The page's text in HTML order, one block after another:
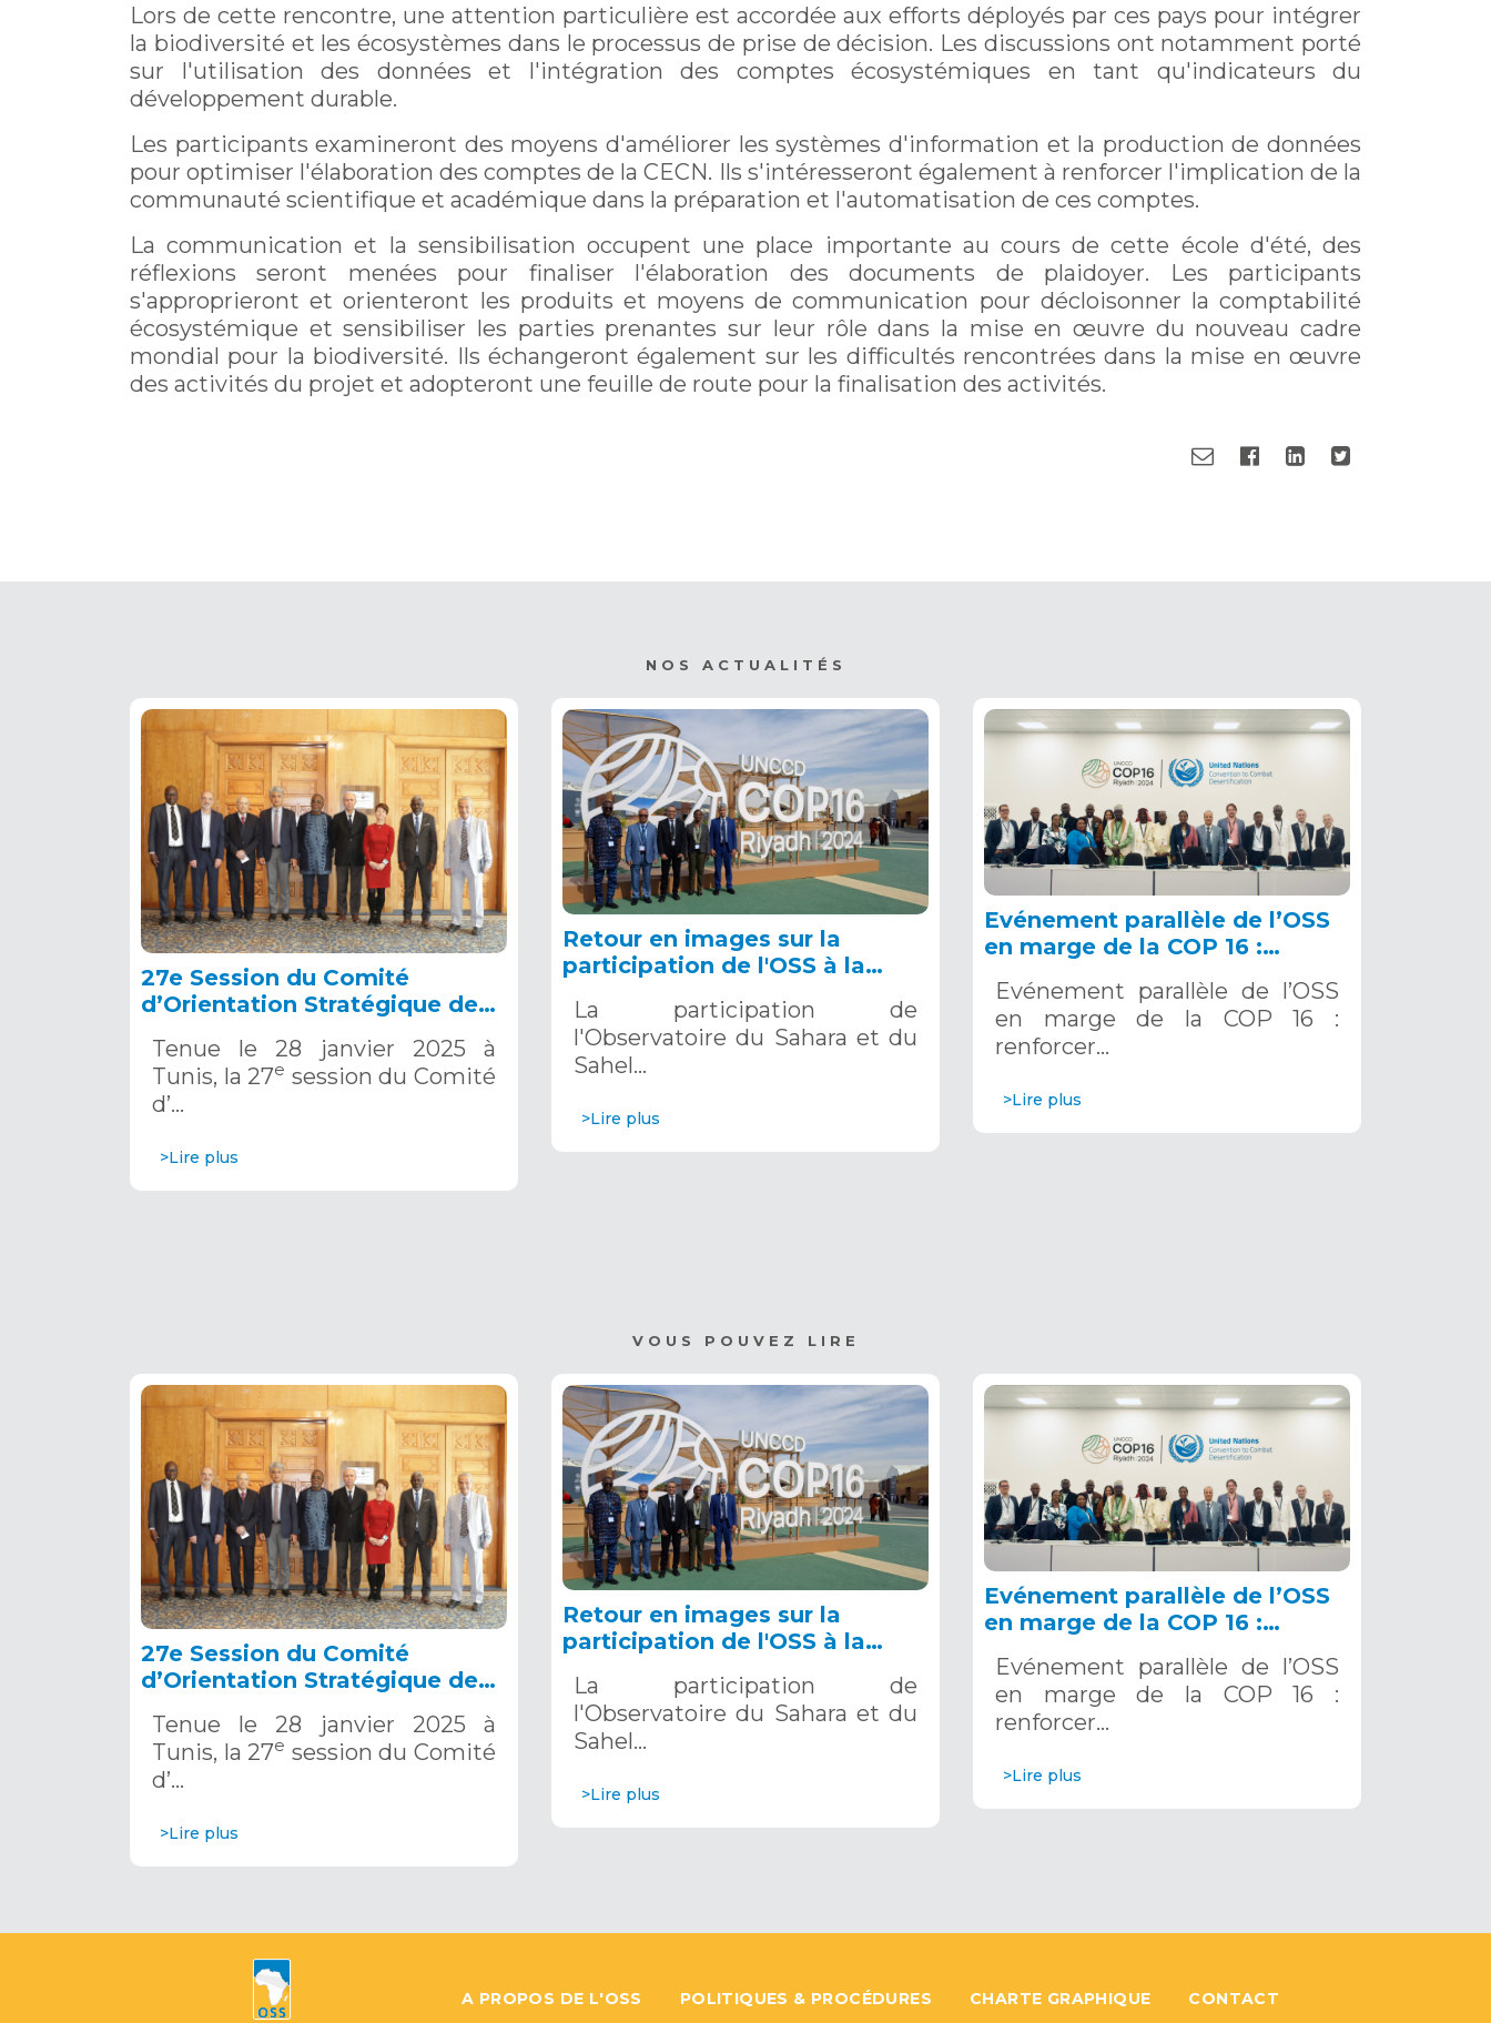
Lors de cette rencontre, une attention particulière est accordée aux efforts déployés par ces pays pour intégrer
la biodiversité et les écosystèmes dans le processus de prise de décision. Les discussions ont notamment porté
sur l'utilisation des données et l'intégration des comptes écosystémiques en tant qu'indicateurs du
développement durable.
Les participants examineront des moyens d'améliorer les systèmes d'information et la production de données
pour optimiser l'élaboration des comptes de la CECN. Ils s'intéresseront également à renforcer l'implication de la
communauté scientifique et académique dans la préparation et l'automatisation de ces comptes.
La communication et la sensibilisation occupent une place importante au cours de cette école d'été, des
réflexions seront menées pour finaliser l'élaboration des documents de plaidoyer. Les participants
s'approprieront et orienteront les produits et moyens de communication pour décloisonner la comptabilité
écosystémique et sensibiliser les parties prenantes sur leur rôle dans la mise en œuvre du nouveau cadre
mondial pour la biodiversité. Ils échangeront également sur les difficultés rencontrées dans la mise en œuvre
des activités du projet et adopteront une feuille de route pour la finalisation des activités.
NOS ACTUALITÉS
27e Session du Comité
d’Orientation Stratégique de
Tenue le 28 janvier 2025 à
Tunis, la 27e session du Comité
d’…
>Lire plus
Retour en images sur la
participation de l'OSS à la
2024 à Riyad, en Arabie
Saoudite
La participation de
l'Observatoire du Sahara et du
Sahel…
>Lire plus
Evénement parallèle de l’OSS
en marge de la COP 16 :
grâce aux Systèmes d’Alerte
Précoce Multirisques. 12
décembre 2024
Evénement parallèle de l’OSS
en marge de la COP 16 :
renforcer…
>Lire plus
VOUS POUVEZ LIRE
27e Session du Comité
d’Orientation Stratégique de
Tenue le 28 janvier 2025 à
Tunis, la 27e session du Comité
d’…
>Lire plus
Retour en images sur la
participation de l'OSS à la
2024 à Riyad, en Arabie
Saoudite
La participation de
l'Observatoire du Sahara et du
Sahel…
>Lire plus
Evénement parallèle de l’OSS
en marge de la COP 16 :
grâce aux Systèmes d’Alerte
Précoce Multirisques. 12
décembre 2024
Evénement parallèle de l’OSS
en marge de la COP 16 :
renforcer…
>Lire plus
A PROPOS DE L'OSS POLITIQUES & PROCÉDURES CHARTE GRAPHIQUE CONTACT